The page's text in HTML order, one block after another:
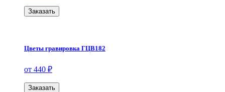
Заказать
Цветы гравировка ГЦВ182
от 440 ₽
Заказать